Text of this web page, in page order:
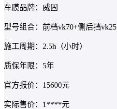
车膜品牌：威固
型号组合：前档vk70+侧后挡vk25
施工周期：2.5h（小时）
质保年限：5年
官方报价：15600元
实际售价：1****元